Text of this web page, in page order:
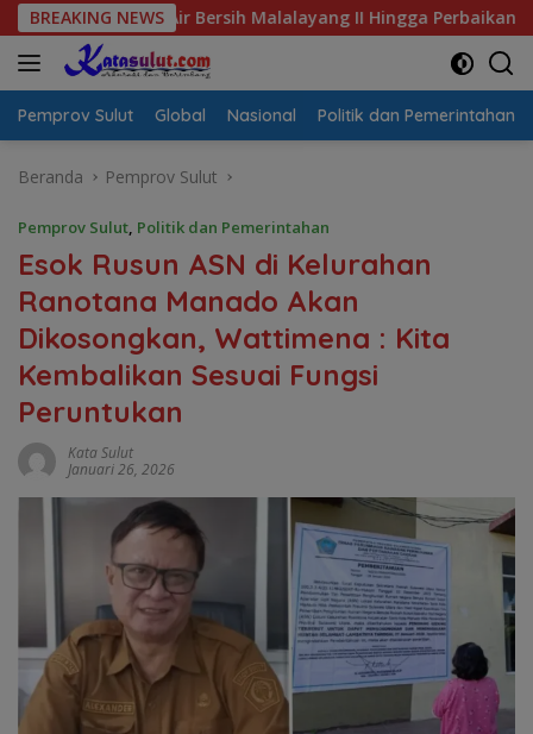
Langsung
ke
konten
BREAKING NEWS
Air Bersih Malalayang II Hingga Perbaikan Infrastruktur
Pemprov Sulut Global Nasional Politik dan Pemerintahan
Beranda Pemprov Sulut
Pemprov Sulut, Politik dan Pemerintahan
Esok Rusun ASN di Kelurahan
Ranotana Manado Akan
Dikosongkan, Wattimena : Kita
Kembalikan Sesuai Fungsi
Peruntukan
Kata Sulut
Januari 26, 2026